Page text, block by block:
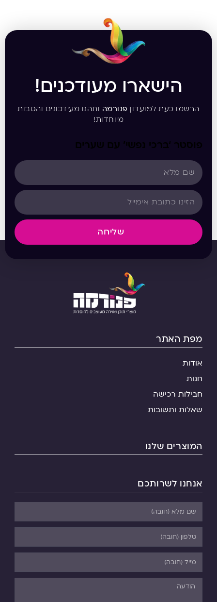
הישארו מעודכנים!
הרשמו כעת למועדון פנורמה ותהנו מעידכונים והטבות
מיוחדות!
פוסטר ‘ברכי נפשי’ עם שערים
שליחה
מפת האתר
אודות
חנות
חבילות רכישה
שאלות ותשובות
המוצרים שלנו
אנחנו לשרותכם